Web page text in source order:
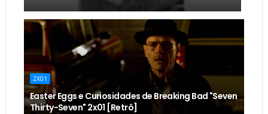
2X01
Easter Eggs e Curiosidades de Breaking Bad "Seven
Thirty-Seven" 2x01 [Retrô]